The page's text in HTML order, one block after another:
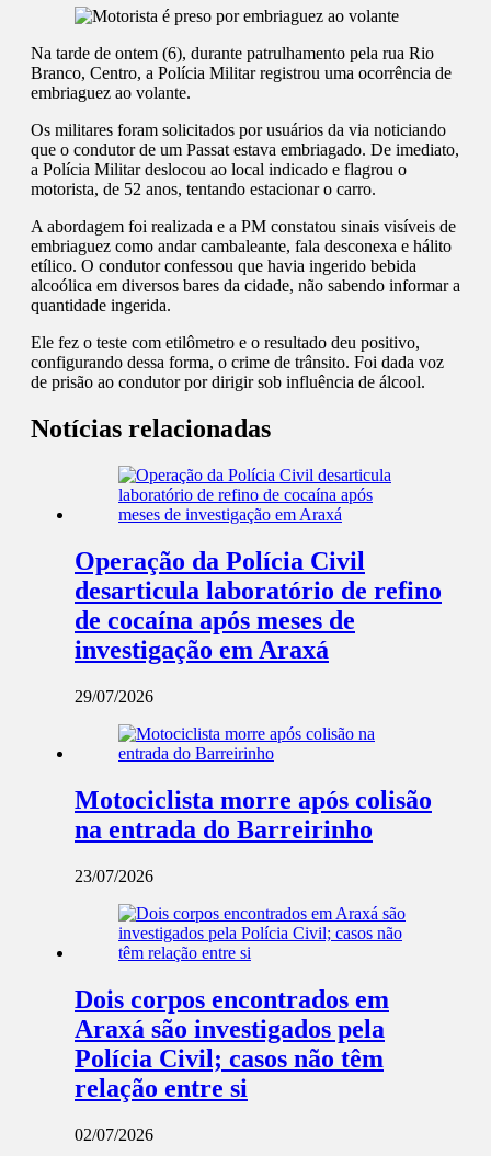
Na tarde de ontem (6), durante patrulhamento pela rua Rio
Branco, Centro, a Polícia Militar registrou uma ocorrência de
embriaguez ao volante.
Os militares foram solicitados por usuários da via noticiando
que o condutor de um Passat estava embriagado. De imediato,
a Polícia Militar deslocou ao local indicado e flagrou o
motorista, de 52 anos, tentando estacionar o carro.
A abordagem foi realizada e a PM constatou sinais visíveis de
embriaguez como andar cambaleante, fala desconexa e hálito
etílico. O condutor confessou que havia ingerido bebida
alcoólica em diversos bares da cidade, não sabendo informar a
quantidade ingerida.
Ele fez o teste com etilômetro e o resultado deu positivo,
configurando dessa forma, o crime de trânsito. Foi dada voz
de prisão ao condutor por dirigir sob influência de álcool.
Notícias relacionadas
Operação da Polícia Civil
desarticula laboratório de refino
de cocaína após meses de
investigação em Araxá
29/07/2026
Motociclista morre após colisão
na entrada do Barreirinho
23/07/2026
Dois corpos encontrados em
Araxá são investigados pela
Polícia Civil; casos não têm
relação entre si
02/07/2026